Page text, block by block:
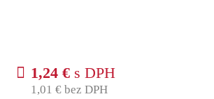
1,24€ s DPH
1,01 € bez DPH